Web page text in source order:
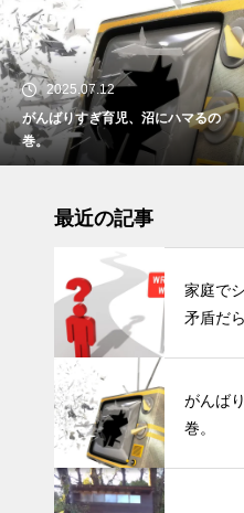
2025.07.12
がんばりすぎ育児、沼にハマるの
巻。
最近の記事
家庭で
矛盾だ
がんば
巻。